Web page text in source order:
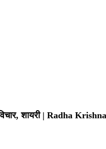
शायरी | Radha